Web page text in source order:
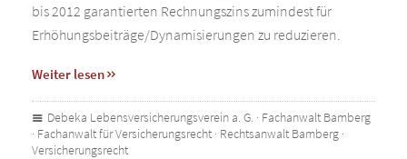
bis 2012 garantierten Rechnungszins zumindest für
Erhöhungsbeiträge/Dynamisierungen zu reduzieren.
Weiter lesen
Debeka Lebensversicherungsverein a. G. · Fachanwalt Bamberg
· Fachanwalt für Versicherungsrecht · Rechtsanwalt Bamberg ·
Versicherungsrecht